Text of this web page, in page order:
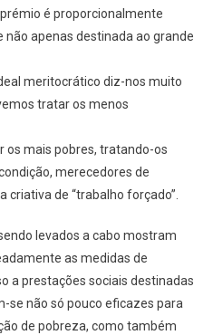
é proporcionalmente
não apenas destinada ao grande
meritocrático diz-nos muito
tratar os menos
os mais pobres, tratando-os
merecedores de
criativa de “trabalho forçado”.
levados a cabo mostram
as medidas de
a prestações sociais destinadas
se não só pouco eficazes para
de pobreza, como também